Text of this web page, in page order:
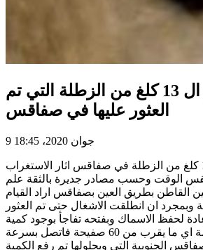
كل الحقيقة عن ال 13 كلغ من الزطلة التي تم
العثور عليها في صفاقس
9 جوان 2020، 18:45
موضوع العثور على 13 كلغ من الزطلة في صفاقس اثار الاستغراب
الوقت وحسب مصادر جديرة بالثقة علم
القاطن بطريق العين بصفاقس اراد القيام
وبمجرد ان انطلقت الاشغال حتى تم العثور
لحفظ الاسماك وبفتحه تفاجأ بوجود كمية
من مخدر الزطلة اي ما يقرب من 60 صفيحة فاتصل بسرعة
الجنوبية التي وبحلولها تم رفع الكمية